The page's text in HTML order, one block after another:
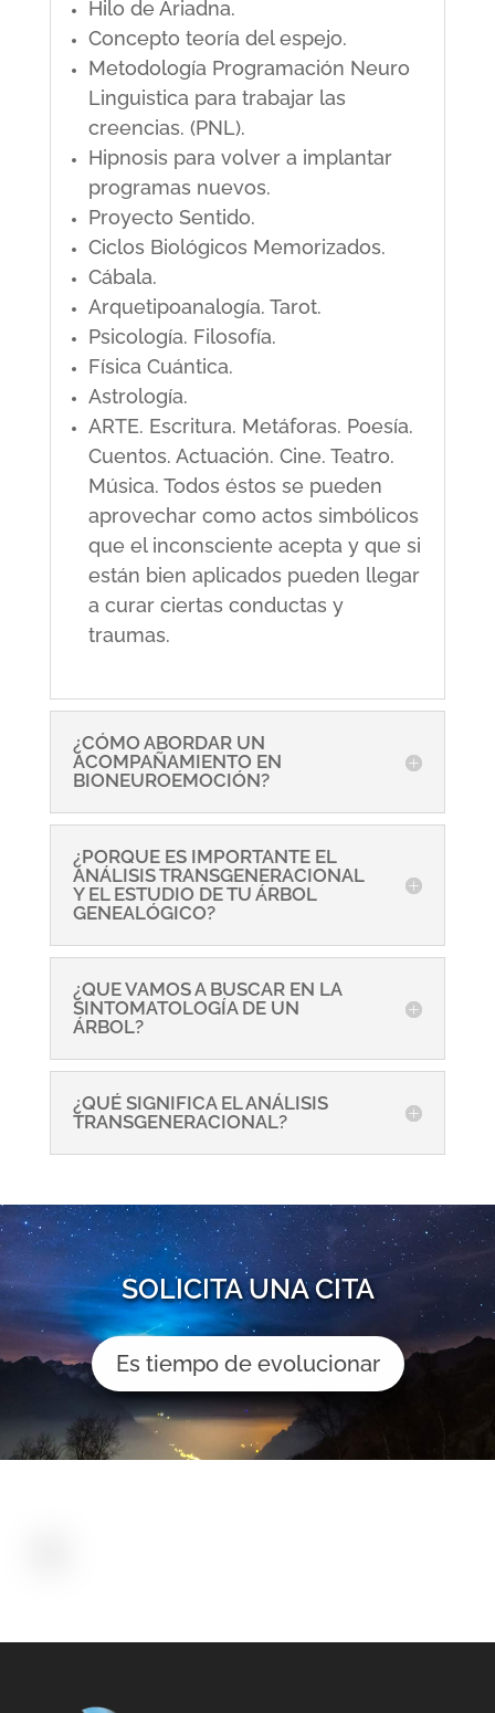
Hilo de Ariadna.
Concepto teoría del espejo.
Metodología Programación Neuro
Linguistica para trabajar las
creencias. (PNL).
Hipnosis para volver a implantar
programas nuevos.
Proyecto Sentido.
Ciclos Biológicos Memorizados.
Cábala.
Arquetipoanalogía. Tarot.
Psicología. Filosofía.
Física Cuántica.
Astrología.
ARTE. Escritura. Metáforas. Poesía.
Cuentos. Actuación. Cine. Teatro.
Música. Todos éstos se pueden
aprovechar como actos simbólicos
que el inconsciente acepta y que si
están bien aplicados pueden llegar
a curar ciertas conductas y
traumas.
¿CÓMO ABORDAR UN
ACOMPAÑAMIENTO EN
BIONEUROEMOCIÓN?
¿PORQUE ES IMPORTANTE EL
ANÁLISIS TRANSGENERACIONAL
Y EL ESTUDIO DE TU ÁRBOL
GENEALÓGICO?
¿QUE VAMOS A BUSCAR EN LA
SINTOMATOLOGÍA DE UN
ÁRBOL?
¿QUÉ SIGNIFICA EL ANÁLISIS
TRANSGENERACIONAL?
SOLICITA UNA CITA
Es tiempo de evolucionar